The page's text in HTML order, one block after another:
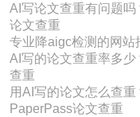
AI写论文查重有问题
论文查重
专业降aigc检测的网站
AI写的论文查重率多
查重
用AI写的论文怎么查
PaperPass论文查重